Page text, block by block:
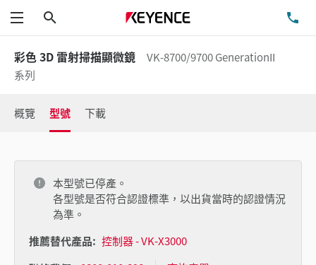
功能表
彩色 3D 雷射掃描顯微鏡
VK-8700/9700 GenerationII
系列
概覽 型號 下載
本型號已停產。
各型號是否符合認證標準，以出貨當時的認證情況
為準。
推薦替代產品: 控制器 - VK-X3000